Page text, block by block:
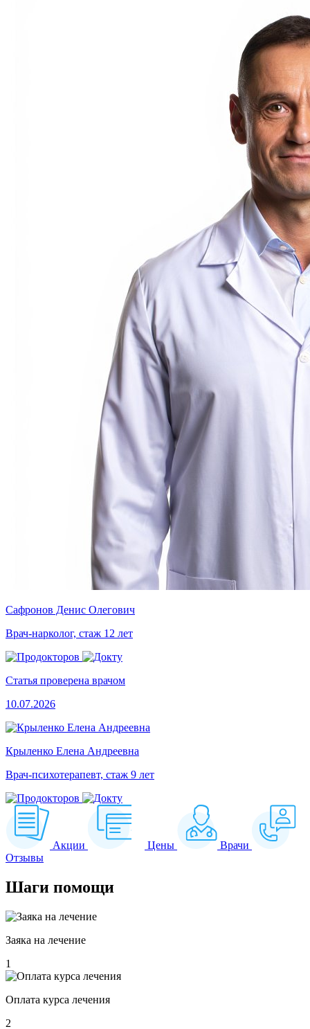
Сафронов Денис Олегович
Врач-нарколог, стаж 12 лет
Статья проверена врачом
10.07.2026
Крыленко Елена Андреевна
Врач-психотерапевт, стаж 9 лет
Акции Цены
Врачи
Отзывы
Шаги помощи
Заяка на лечение
1
Оплата курса лечения
2